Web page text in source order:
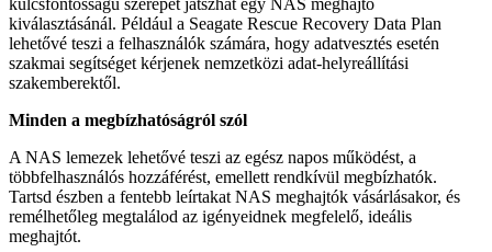
kiválasztásánál. Például a Seagate Rescue Recovery Data Plan
lehetővé teszi a felhasználók számára, hogy adatvesztés esetén
szakmai segítséget kérjenek nemzetközi adat-helyreállítási
szakemberektől.
Minden a megbízhatóságról szól
A NAS lemezek lehetővé teszi az egész napos működést, a
többfelhasználós hozzáférést, emellett rendkívül megbízhatók.
Tartsd észben a fentebb leírtakat NAS meghajtók vásárlásakor, és
remélhetőleg megtalálod az igényeidnek megfelelő, ideális
meghajtót.